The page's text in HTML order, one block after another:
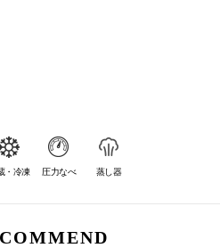
・冷凍 圧力なべ 蒸し器